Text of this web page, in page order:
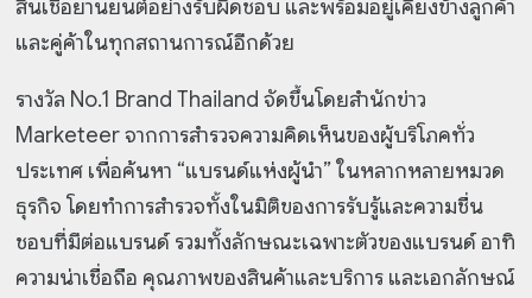
สินเชื่อยานยนต์อย่างรับผิดชอบ และพร้อมอยู่เคียงข้างลูกค้า
และคู่ค้าในทุกสถานการณ์อีกด้วย
รางวัล No.1 Brand Thailand จัดขึ้นโดยสำนักข่าว
Marketeer จากการสำรวจความคิดเห็นของผู้บริโภคทั่ว
ประเทศ เพื่อค้นหา “แบรนด์แห่งผู้นำ” ในหลากหลายหมวด
ธุรกิจ โดยทำการสำรวจทั้งในมิติของการรับรู้และความชื่น
ชอบที่มีต่อแบรนด์ รวมทั้งลักษณะเฉพาะตัวของแบรนด์ อาทิ
ความน่าเชื่อถือ คุณภาพของสินค้าและบริการ และเอกลักษณ์